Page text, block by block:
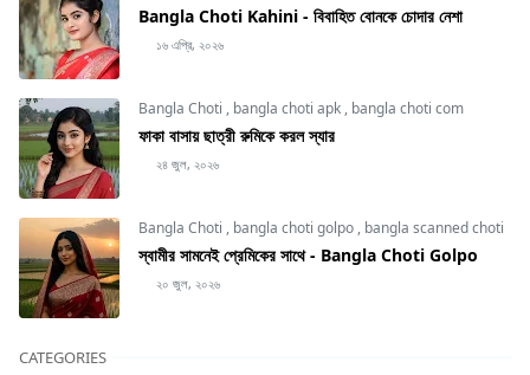
Bangla Choti Kahini - বিবাহিত বোনকে চোদার নেশা
১৬ এপ্রি, ২০২৬
Bangla Choti , bangla choti apk , bangla choti com
ফাকা বাসায় ছাত্রী রুমিকে করল স্যার
২৪ জুল, ২০২৬
Bangla Choti , bangla choti golpo , bangla scanned choti
স্বামীর সামনেই প্রেমিকের সাথে - Bangla Choti Golpo
২০ জুল, ২০২৬
CATEGORIES